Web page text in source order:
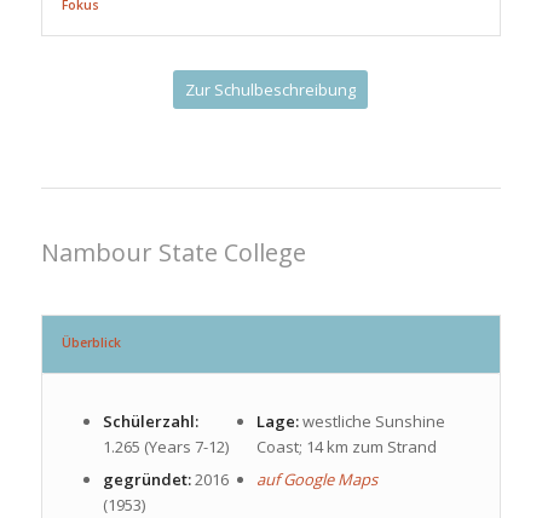
Fokus
Zur Schulbeschreibung
Nambour State College
Überblick
Schülerzahl:
1.265 (Years 7-12)
gegründet:2016
(1953)
Lage:westliche Sunshine
Coast; 14 km zum Strand
auf Google Maps